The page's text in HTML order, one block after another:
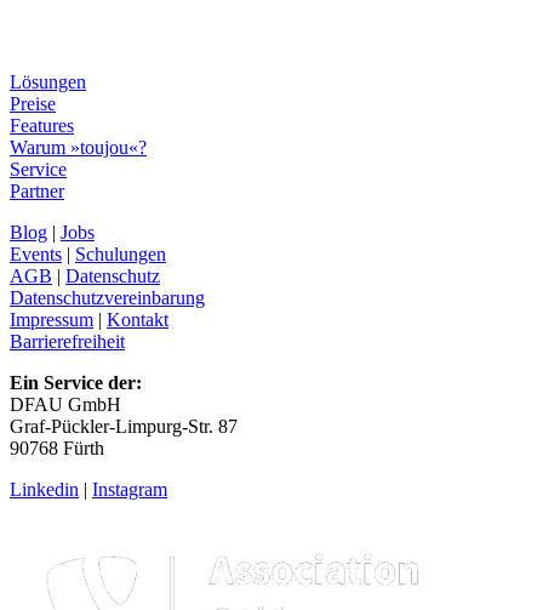
Lösungen
Preise
Features
Warum »toujou«?
Service
Partner
Blog | Jobs
Events | Schulungen
AGB | Datenschutz
Datenschutzvereinbarung
Impressum | Kontakt
Barrierefreiheit
Ein Service der:
DFAU GmbH
Graf-Pückler-Limpurg-Str. 87
90768 Fürth
Linkedin | Instagram